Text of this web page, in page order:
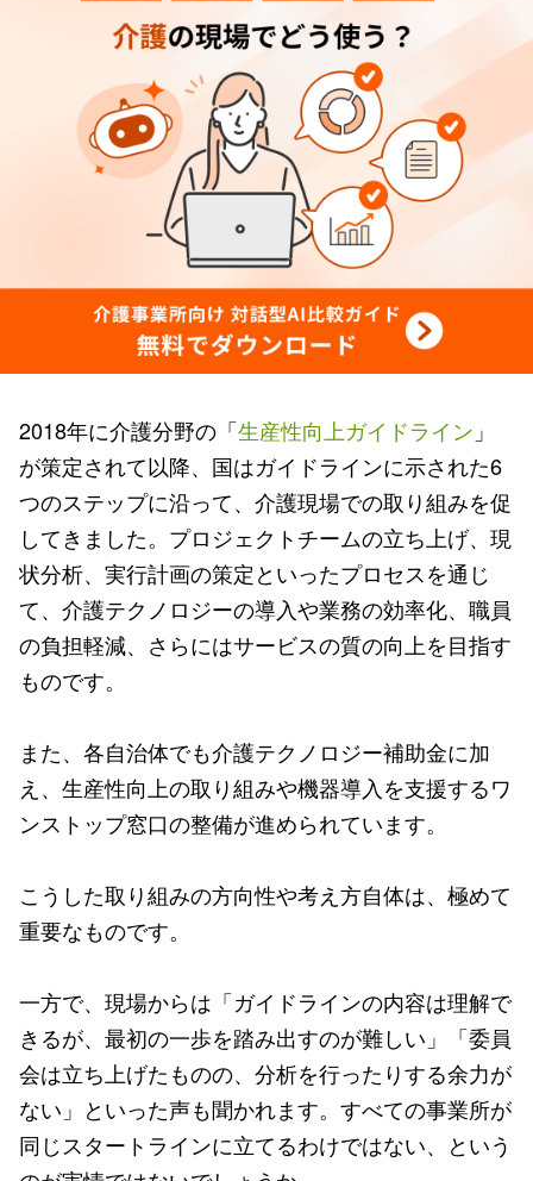
2018年に介護分野の「生産性向上ガイドライン 」
が策定されて以降、国はガイドラインに示された6
つのステップに沿って、介護現場での取り組みを促
してきました。プロジェクトチームの立ち上げ、現
状分析、実行計画の策定といったプロセスを通じ
て、介護テクノロジーの導入や業務の効率化、職員
の負担軽減、さらにはサービスの質の向上を目指す
ものです。
また、各自治体でも介護テクノロジー補助金に加
え、生産性向上の取り組みや機器導入を支援するワ
ンストップ窓口の整備が進められています。
こうした取り組みの方向性や考え方自体は、極めて
重要なものです。
一方で、現場からは「ガイドラインの内容は理解で
きるが、最初の一歩を踏み出すのが難しい」「委員
会は立ち上げたものの、分析を行ったりする余力が
ない」といった声も聞かれます。すべての事業所が
同じスタートラインに立てるわけではない、という